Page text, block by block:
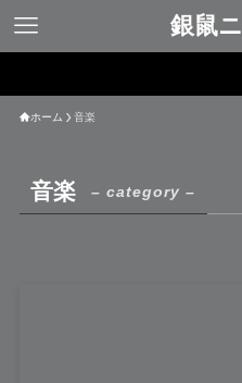
銀鼠
ホーム 音楽
音楽 – category –